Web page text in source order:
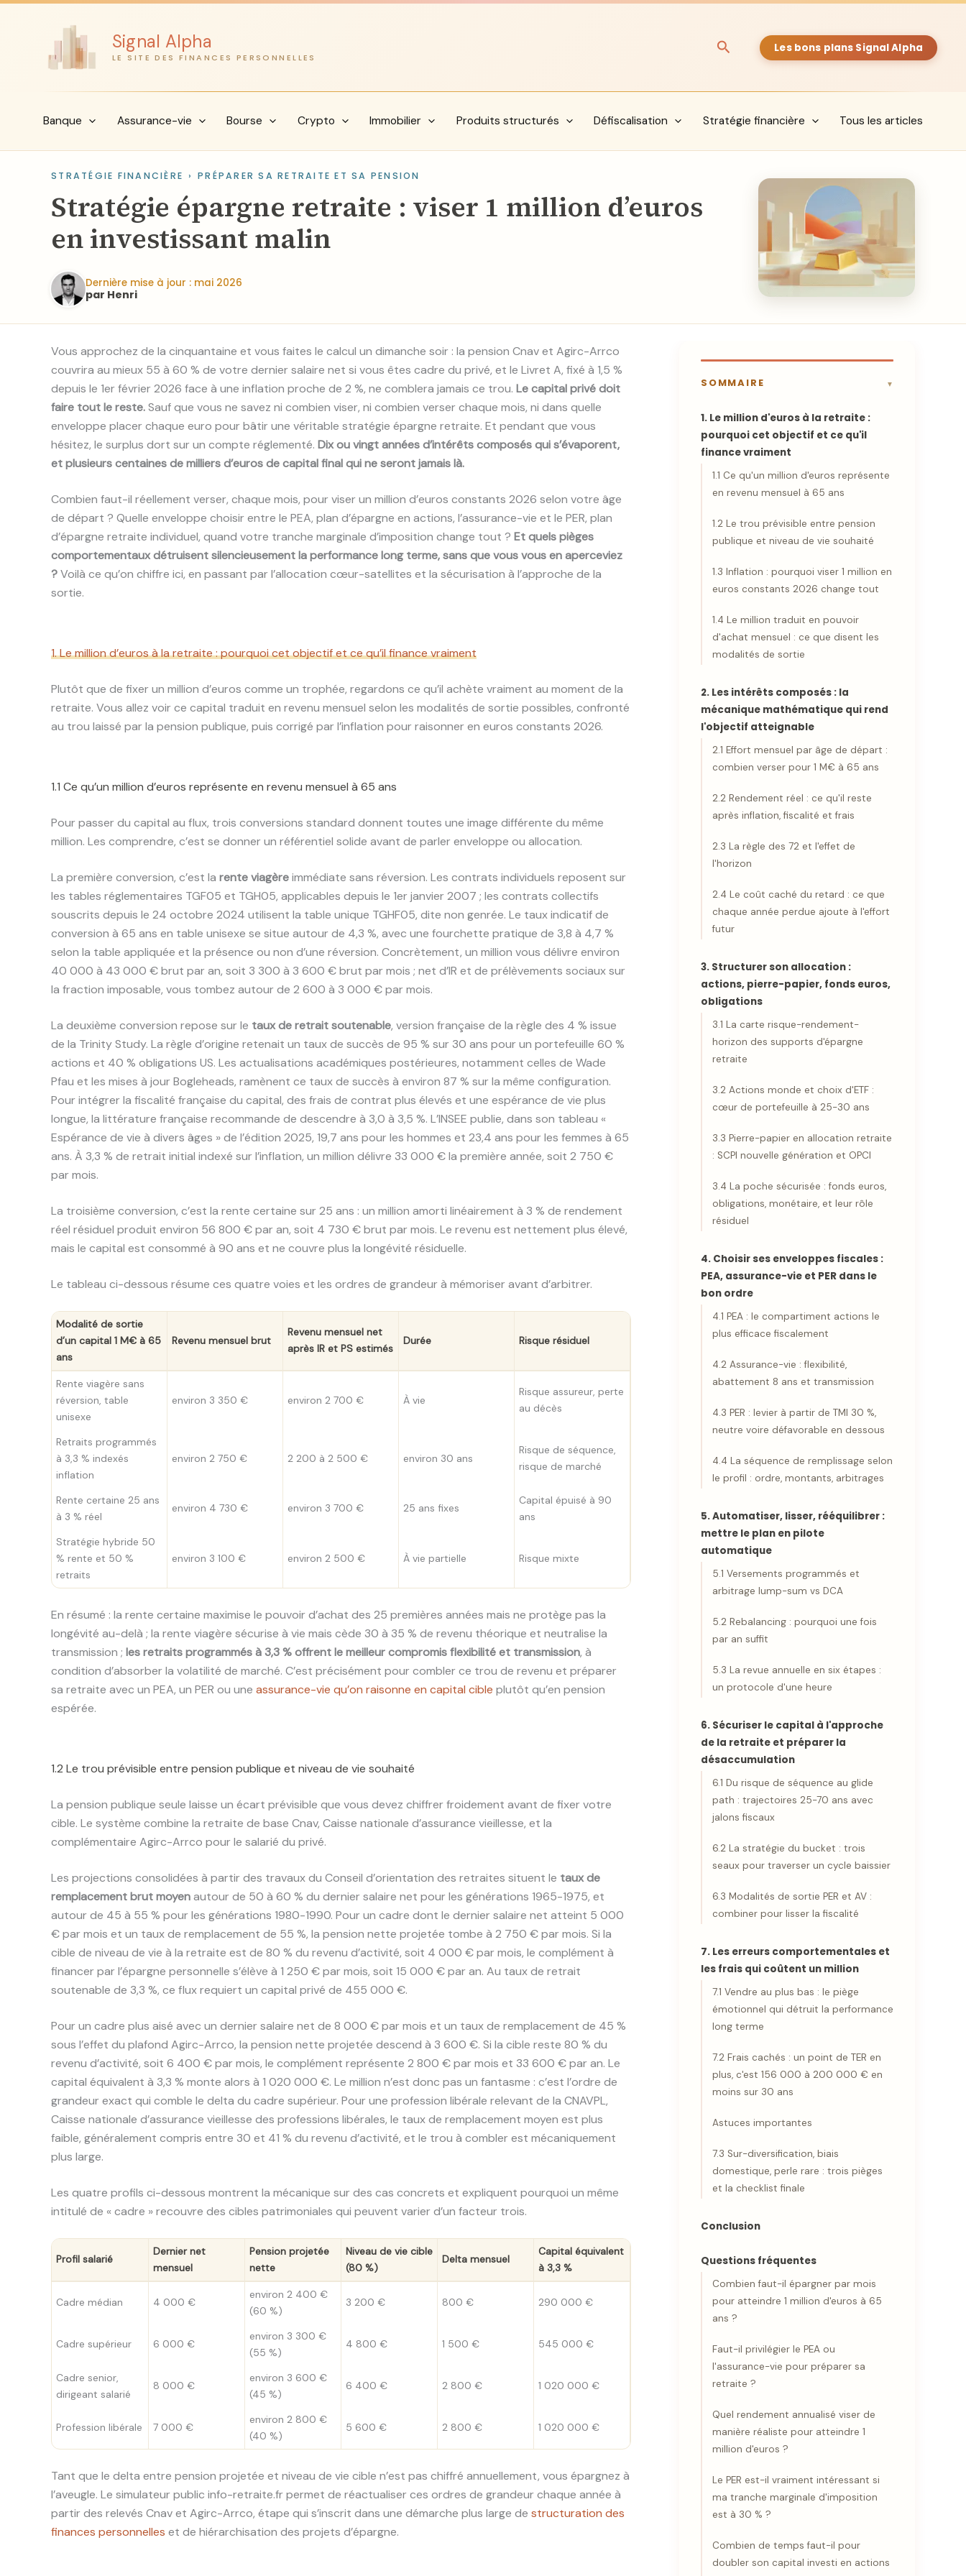
Aller
Signal Alpha
LE SITE DES FINANCES PERSONNELLES
RechercherLes bons plans Signal Alpha
Banque Assurance-vie Bourse Crypto Immobilier Produits structurés Défiscalisation Stratégie financière Tous les articles
STRATÉGIE FINANCIÈRE › PRÉPARER SA RETRAITE ET SA PENSION
Stratégie épargne retraite : viser 1 million d’euros
en investissant malin
Dernière mise à jour : mai 2026
par Henri
Vous approchez de la cinquantaine et vous faites le calcul un dimanche soir : la pension Cnav et Agirc-Arrco
couvrira au mieux 55 à 60 % de votre dernier salaire net si vous êtes cadre du privé, et le Livret A, fixé à 1,5 %
depuis le 1er février 2026 face à une inflation proche de 2 %, ne comblera jamais ce trou. Le capital privé doit
faire tout le reste.Sauf que vous ne savez ni combien viser, ni combien verser chaque mois, ni dans quelle
enveloppe placer chaque euro pour bâtir une véritable stratégie épargne retraite. Et pendant que vous
hésitez, le surplus dort sur un compte réglementé. Dix ou vingt années d’intérêts composés qui s’évaporent,
et plusieurs centaines de milliers d’euros de capital final qui ne seront jamais là.
Combien faut-il réellement verser, chaque mois, pour viser un million d’euros constants 2026 selon votre âge
de départ ? Quelle enveloppe choisir entre le PEA, plan d’épargne en actions, l’assurance-vie et le PER, plan
d’épargne retraite individuel, quand votre tranche marginale d’imposition change tout ? Et quels pièges
comportementaux détruisent silencieusement la performance long terme, sans que vous vous en aperceviez
?Voilà ce qu’on chiffre ici, en passant par l’allocation cœur-satellites et la sécurisation à l’approche de la
sortie.
1. Le million d’euros à la retraite : pourquoi cet objectif et ce qu’il finance vraiment
Plutôt que de fixer un million d’euros comme un trophée, regardons ce qu’il achète vraiment au moment de la
retraite. Vous allez voir ce capital traduit en revenu mensuel selon les modalités de sortie possibles, confronté
au trou laissé par la pension publique, puis corrigé par l’inflation pour raisonner en euros constants 2026.
1.1 Ce qu’un million d’euros représente en revenu mensuel à 65 ans
Pour passer du capital au flux, trois conversions standard donnent toutes une image différente du même
million. Les comprendre, c’est se donner un référentiel solide avant de parler enveloppe ou allocation.
La première conversion, c’est la rente viagèreimmédiate sans réversion. Les contrats individuels reposent sur
les tables réglementaires TGF05 et TGH05, applicables depuis le 1er janvier 2007 ; les contrats collectifs
souscrits depuis le 24 octobre 2024 utilisent la table unique TGHF05, dite non genrée. Le taux indicatif de
conversion à 65 ans en table unisexe se situe autour de 4,3 %, avec une fourchette pratique de 3,8 à 4,7 %
selon la table appliquée et la présence ou non d’une réversion. Concrètement, un million vous délivre environ
40 000 à 43 000 € brut par an, soit 3 300 à 3 600 € brut par mois ; net d’IR et de prélèvements sociaux sur
la fraction imposable, vous tombez autour de 2 600 à 3 000 € par mois.
La deuxième conversion repose sur le taux de retrait soutenable, version française de la règle des 4 % issue
de la Trinity Study. La règle d’origine retenait un taux de succès de 95 % sur 30 ans pour un portefeuille 60 %
actions et 40 % obligations US. Les actualisations académiques postérieures, notamment celles de Wade
Pfau et les mises à jour Bogleheads, ramènent ce taux de succès à environ 87 % sur la même configuration.
Pour intégrer la fiscalité française du capital, des frais de contrat plus élevés et une espérance de vie plus
longue, la littérature française recommande de descendre à 3,0 à 3,5 %. L’INSEE publie, dans son tableau «
Espérance de vie à divers âges » de l’édition 2025, 19,7 ans pour les hommes et 23,4 ans pour les femmes à 65
ans. À 3,3 % de retrait initial indexé sur l’inflation, un million délivre 33 000 € la première année, soit 2 750 €
par mois.
La troisième conversion, c’est la rente certaine sur 25 ans : un million amorti linéairement à 3 % de rendement
réel résiduel produit environ 56 800 € par an, soit 4 730 € brut par mois. Le revenu est nettement plus élevé,
mais le capital est consommé à 90 ans et ne couvre plus la longévité résiduelle.
Le tableau ci-dessous résume ces quatre voies et les ordres de grandeur à mémoriser avant d’arbitrer.
Modalité de sortie
d’un capital 1 M€ à 65
ans
Revenu mensuel brut
Revenu mensuel net
après IR et PS estimés
Durée Risque résiduel
Rente viagère sans
réversion, table
unisexe
environ 3 350 € environ 2 700 € À vie
Risque assureur, perte
au décès
Retraits programmés
à 3,3 % indexés
inflation
environ 2 750 € 2 200 à 2 500 € environ 30 ans
Risque de séquence,
risque de marché
Rente certaine 25 ans
à 3 % réel
environ 4 730 € environ 3 700 € 25 ans fixes
Capital épuisé à 90
ans
Stratégie hybride 50
% rente et 50 %
retraits
environ 3 100 € environ 2 500 € À vie partielle Risque mixte
En résumé : la rente certaine maximise le pouvoir d’achat des 25 premières années mais ne protège pas la
longévité au-delà ; la rente viagère sécurise à vie mais cède 30 à 35 % de revenu théorique et neutralise la
transmission ; les retraits programmés à 3,3 % offrent le meilleur compromis flexibilité et transmission, à
condition d’absorber la volatilité de marché. C’est précisément pour combler ce trou de revenu et préparer
sa retraite avec un PEA, un PER ou une assurance-vie qu’on raisonne en capital cible plutôt qu’en pension
espérée.
1.2 Le trou prévisible entre pension publique et niveau de vie souhaité
La pension publique seule laisse un écart prévisible que vous devez chiffrer froidement avant de fixer votre
cible. Le système combine la retraite de base Cnav, Caisse nationale d’assurance vieillesse, et la
complémentaire Agirc-Arrco pour le salarié du privé.
Les projections consolidées à partir des travaux du Conseil d’orientation des retraites situent le taux de
remplacement brut moyenautour de 50 à 60 % du dernier salaire net pour les générations 1965-1975, et
autour de 45 à 55 % pour les générations 1980-1990. Pour un cadre dont le dernier salaire net atteint 5 000
€ par mois et un taux de remplacement de 55 %, la pension nette projetée tombe à 2 750 € par mois. Si la
cible de niveau de vie à la retraite est de 80 % du revenu d’activité, soit 4 000 € par mois, le complément à
financer par l’épargne personnelle s’élève à 1 250 € par mois, soit 15 000 € par an. Au taux de retrait
soutenable de 3,3 %, ce flux requiert un capital privé de 455 000 €.
Pour un cadre plus aisé avec un dernier salaire net de 8 000 € par mois et un taux de remplacement de 45 %
sous l’effet du plafond Agirc-Arrco, la pension nette projetée descend à 3 600 €. Si la cible reste 80 % du
revenu d’activité, soit 6 400 € par mois, le complément représente 2 800 € par mois et 33 600 € par an. Le
capital équivalent à 3,3 % monte alors à 1 020 000 €. Le million n’est donc pas un fantasme : c’est l’ordre de
grandeur exact qui comble le delta du cadre supérieur. Pour une profession libérale relevant de la CNAVPL,
Caisse nationale d’assurance vieillesse des professions libérales, le taux de remplacement moyen est plus
faible, généralement compris entre 30 et 41 % du revenu d’activité, et le trou à combler est mécaniquement
plus large.
Les quatre profils ci-dessous montrent la mécanique sur des cas concrets et expliquent pourquoi un même
intitulé de « cadre » recouvre des cibles patrimoniales qui peuvent varier d’un facteur trois.
Profil salarié
Dernier net
mensuel
Pension projetée
nette
Niveau de vie cible
(80 %)
Delta mensuel
Capital équivalent
à 3,3 %
Cadre médian 4 000 €
environ 2 400 €
(60 %)
3 200 € 800 € 290 000 €
Cadre supérieur 6 000 €
environ 3 300 €
(55 %)
4 800 € 1 500 € 545 000 €
Cadre senior,
dirigeant salarié
8 000 €
environ 3 600 €
(45 %)
6 400 € 2 800 € 1 020 000 €
Profession libérale 7 000 €
environ 2 800 €
(40 %)
5 600 € 2 800 € 1 020 000 €
Tant que le delta entre pension projetée et niveau de vie cible n’est pas chiffré annuellement, vous épargnez à
l’aveugle. Le simulateur public info-retraite.fr permet de réactualiser ces ordres de grandeur chaque année à
partir des relevés Cnav et Agirc-Arrco, étape qui s’inscrit dans une démarche plus large de structuration des
finances personnelles et de hiérarchisation des projets d’épargne.
SOMMAIRE
1. Le million d'euros à la retraite :
pourquoi cet objectif et ce qu'il
finance vraiment
1.1 Ce qu'un million d'euros représente
en revenu mensuel à 65 ans
1.2 Le trou prévisible entre pension
publique et niveau de vie souhaité
1.3 Inflation : pourquoi viser 1 million en
euros constants 2026 change tout
1.4 Le million traduit en pouvoir
d'achat mensuel : ce que disent les
modalités de sortie
2. Les intérêts composés : la
mécanique mathématique qui rend
l'objectif atteignable
2.1 Effort mensuel par âge de départ :
combien verser pour 1 M€ à 65 ans
2.2 Rendement réel : ce qu'il reste
après inflation, fiscalité et frais
2.3 La règle des 72 et l'effet de
l'horizon
2.4 Le coût caché du retard : ce que
chaque année perdue ajoute à l'effort
futur
3. Structurer son allocation :
actions, pierre-papier, fonds euros,
obligations
3.1 La carte risque-rendement-
horizon des supports d'épargne
retraite
3.2 Actions monde et choix d'ETF :
cœur de portefeuille à 25-30 ans
3.3 Pierre-papier en allocation retraite
: SCPI nouvelle génération et OPCI
3.4 La poche sécurisée : fonds euros,
obligations, monétaire, et leur rôle
résiduel
4. Choisir ses enveloppes fiscales :
PEA, assurance-vie et PER dans le
bon ordre
4.1 PEA : le compartiment actions le
plus efficace fiscalement
4.2 Assurance-vie : flexibilité,
abattement 8 ans et transmission
4.3 PER : levier à partir de TMI 30 %,
neutre voire défavorable en dessous
4.4 La séquence de remplissage selon
le profil : ordre, montants, arbitrages
5. Automatiser, lisser, rééquilibrer :
mettre le plan en pilote
automatique
5.1 Versements programmés et
arbitrage lump-sum vs DCA
5.2 Rebalancing : pourquoi une fois
par an suffit
5.3 La revue annuelle en six étapes :
un protocole d'une heure
6. Sécuriser le capital à l'approche
de la retraite et préparer la
désaccumulation
6.1 Du risque de séquence au glide
path : trajectoires 25-70 ans avec
jalons fiscaux
6.2 La stratégie du bucket : trois
seaux pour traverser un cycle baissier
6.3 Modalités de sortie PER et AV :
combiner pour lisser la fiscalité
7. Les erreurs comportementales et
les frais qui coûtent un million
7.1 Vendre au plus bas : le piège
émotionnel qui détruit la performance
long terme
7.2 Frais cachés : un point de TER en
plus, c'est 156 000 à 200 000 € en
moins sur 30 ans
Astuces importantes
7.3 Sur-diversification, biais
domestique, perle rare : trois pièges
et la checklist finale
Conclusion
Questions fréquentes
Combien faut-il épargner par mois
pour atteindre 1 million d'euros à 65
ans ?
Faut-il privilégier le PEA ou
l'assurance-vie pour préparer sa
retraite ?
Quel rendement annualisé viser de
manière réaliste pour atteindre 1
million d'euros ?
Le PER est-il vraiment intéressant si
ma tranche marginale d'imposition
est à 30 % ?
Combien de temps faut-il pour
doubler son capital investi en actions